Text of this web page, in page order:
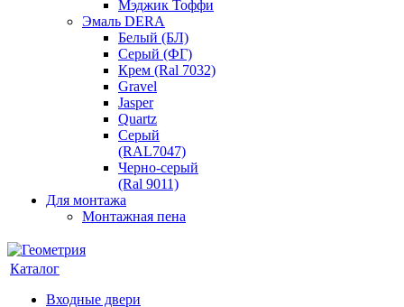
Мэджик Тоффи
Эмаль DERA
Белый (БЛ)
Серый (ФГ)
Крем (Ral 7032)
Gravel
Jasper
Quartz
Серый
(RAL7047)
Черно-серый
(Ral 9011)
Для монтажа
Монтажная пена
Каталог
Входные двери